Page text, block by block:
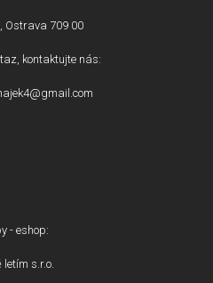
Ostrava 709 00
kontaktujte nás:
- eshop:
letím s.r.o.